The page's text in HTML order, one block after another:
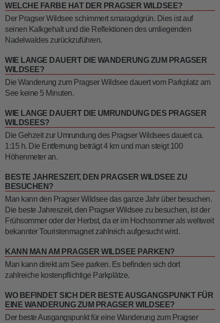
WELCHE FARBE HAT DER PRAGSER WILDSEE?
Der Pragser Wildsee schimmert smaragdgrün. Dies ist auf
seinen Kalkgehalt und die Reflektionen des umliegenden
Nadelwaldes zurückzuführen.
WIE LANGE DAUERT DIE WANDERUNG ZUM PRAGSER
WILDSEE?
Die Wanderung zum Pragser Wildsee dauert vom Parkplatz am
See keine 5 Minuten.
WIE LANGE DAUERT DIE UMRUNDUNG DES PRAGSER
WILDSEES?
Die Gehzeit zur Umrundung des Pragser Wildsees dauert ca.
1:15 h. Die Entfernung beträgt 4 km und man steigt 100
Höhenmeter an.
BESTE JAHRESZEIT, DEN PRAGSER WILDSEE ZU
BESUCHEN?
Man kann den Pragser Wildsee das ganze Jahr über besuchen.
Die beste Jahreszeit, den Pragser Wildsee zu besuchen, ist der
Frühsommer oder der Herbst, da er im Hochsommer als weltweit
bekannter Touristenmagnet zahlreich aufgesucht wird.
KANN MAN AM PRAGSER WILDSEE PARKEN?
Man kann direkt am See parken. Es befinden sich dort
zahlreiche kostenpflichtige Parkplätze.
WO BEFINDET SICH DER BESTE AUSGANGSPUNKT FÜR
EINE WANDERUNG ZUM PRAGSER WILDSEE?
Der beste Ausgangspunkt für eine Wanderung zum Pragser